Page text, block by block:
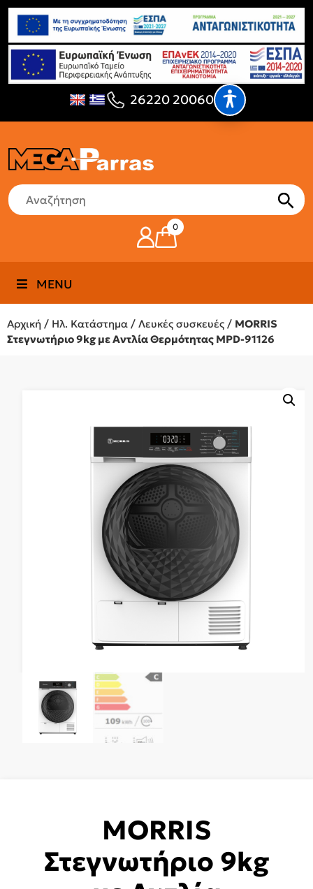
26220 20060
0
MENU
Αρχική / Ηλ. Κατάστημα / Λευκές συσκευές / MORRIS
Στεγνωτήριο 9kg με Αντλία Θερμότητας MPD-91126
MORRIS
Στεγνωτήριο 9kg